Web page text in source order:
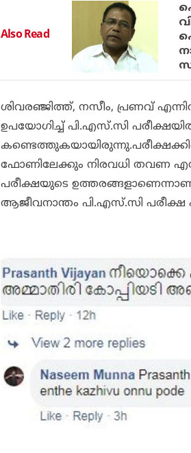
Also Read
ശിവരഞ്ജിത്ത്, നസീം, പ്രണവ്
ഉപയോഗിച്ച് പി.എസ്.സി
ഫോണിലേക്കും നിരവധി തവണ
പരീക്ഷയുടെ
ആജീവനാന്തം പി.എസ്.സി പരീക്ഷ